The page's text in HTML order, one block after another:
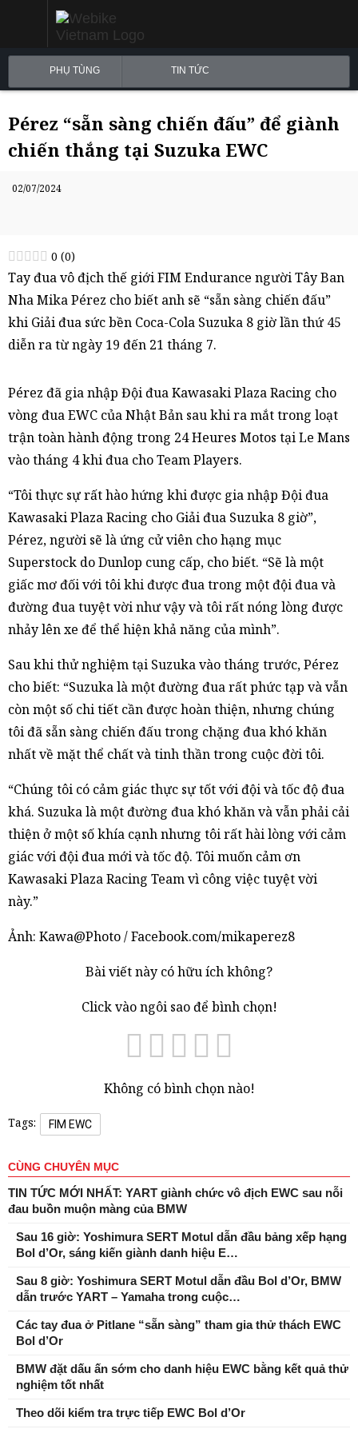
PHỤ TÙNG TIN TỨC
Pérez “sẵn sàng chiến đấu” để giành
chiến thắng tại Suzuka EWC
02/07/2024
0 (0)
Tay đua vô địch thế giới FIM Endurance người Tây Ban
Nha Mika Pérez cho biết anh sẽ “sẵn sàng chiến đấu”
khi Giải đua sức bền Coca-Cola Suzuka 8 giờ lần thứ 45
diễn ra từ ngày 19 đến 21 tháng 7.
Pérez đã gia nhập Đội đua Kawasaki Plaza Racing cho
vòng đua EWC của Nhật Bản sau khi ra mắt trong loạt
trận toàn hành động trong 24 Heures Motos tại Le Mans
vào tháng 4 khi đua cho Team Players.
“Tôi thực sự rất hào hứng khi được gia nhập Đội đua
Kawasaki Plaza Racing cho Giải đua Suzuka 8 giờ”,
Pérez, người sẽ là ứng cử viên cho hạng mục
Superstock do Dunlop cung cấp, cho biết. “Sẽ là một
giấc mơ đối với tôi khi được đua trong một đội đua và
đường đua tuyệt vời như vậy và tôi rất nóng lòng được
nhảy lên xe để thể hiện khả năng của mình”.
Sau khi thử nghiệm tại Suzuka vào tháng trước, Pérez
cho biết: “Suzuka là một đường đua rất phức tạp và vẫn
còn một số chi tiết cần được hoàn thiện, nhưng chúng
tôi đã sẵn sàng chiến đấu trong chặng đua khó khăn
nhất về mặt thể chất và tinh thần trong cuộc đời tôi.
“Chúng tôi có cảm giác thực sự tốt với đội và tốc độ đua
khá. Suzuka là một đường đua khó khăn và vẫn phải cải
thiện ở một số khía cạnh nhưng tôi rất hài lòng với cảm
giác với đội đua mới và tốc độ. Tôi muốn cảm ơn
Kawasaki Plaza Racing Team vì công việc tuyệt vời
này.”
Ảnh: Kawa@Photo / Facebook.com/mikaperez8
Bài viết này có hữu ích không?
Click vào ngôi sao để bình chọn!
Không có bình chọn nào!
Tags: FIM EWC
CÙNG CHUYÊN MỤC
TIN TỨC MỚI NHẤT: YART giành chức vô địch EWC sau nỗi
đau buồn muộn màng của BMW
Sau 16 giờ: Yoshimura SERT Motul dẫn đầu bảng xếp hạng
Bol d’Or, sáng kiến ​​giành danh hiệu E…
Sau 8 giờ: Yoshimura SERT Motul dẫn đầu Bol d’Or, BMW
dẫn trước YART – Yamaha trong cuộc…
Các tay đua ở Pitlane “sẵn sàng” tham gia thử thách EWC
Bol d’Or
BMW đặt dấu ấn sớm cho danh hiệu EWC bằng kết quả thử
nghiệm tốt nhất
Theo dõi kiểm tra trực tiếp EWC Bol d’Or